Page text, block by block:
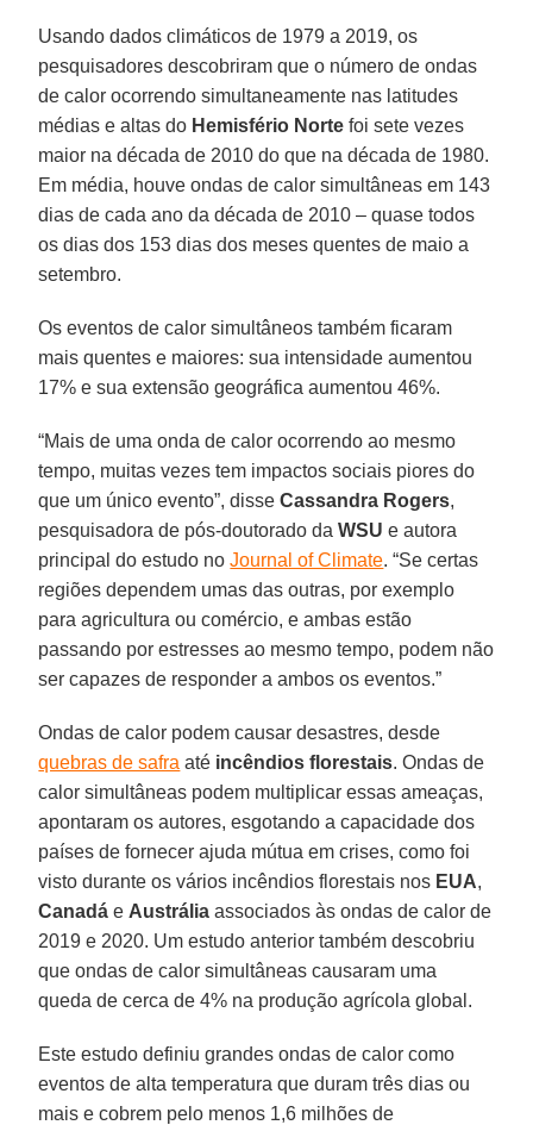
Usando dados climáticos de 1979 a 2019, os
pesquisadores descobriram que o número de ondas
de calor ocorrendo simultaneamente nas latitudes
médias e altas do Hemisfério Norte foi sete vezes
maior na década de 2010 do que na década de 1980.
Em média, houve ondas de calor simultâneas em 143
dias de cada ano da década de 2010 – quase todos
os dias dos 153 dias dos meses quentes de maio a
setembro.
Os eventos de calor simultâneos também ficaram
mais quentes e maiores: sua intensidade aumentou
17% e sua extensão geográfica aumentou 46%.
“Mais de uma onda de calor ocorrendo ao mesmo
tempo, muitas vezes tem impactos sociais piores do
que um único evento”, disseCassandra Rogers,
pesquisadora de pós-doutorado daWSU e autora
principal do estudo noJournal of Climate. “Se certas
regiões dependem umas das outras, por exemplo
para agricultura ou comércio, e ambas estão
passando por estresses ao mesmo tempo, podem não
ser capazes de responder a ambos os eventos.”
Ondas de calor podem causar desastres, desde
quebras de safra até incêndios florestais. Ondas de
calor simultâneas podem multiplicar essas ameaças,
apontaram os autores, esgotando a capacidade dos
países de fornecer ajuda mútua em crises, como foi
visto durante os vários incêndios florestais nos EUA,
Canadá e Austrália associados às ondas de calor de
2019 e 2020. Um estudo anterior também descobriu
que ondas de calor simultâneas causaram uma
queda de cerca de 4% na produção agrícola global.
Este estudo definiu grandes ondas de calor como
eventos de alta temperatura que duram três dias ou
mais e cobrem pelo menos 1,6 milhões de